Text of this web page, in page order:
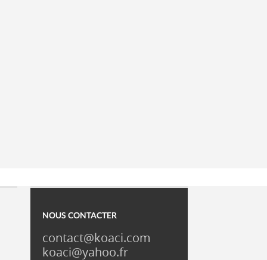
NOUS CONTACTER
contact@koaci.com
koaci@yahoo.fr